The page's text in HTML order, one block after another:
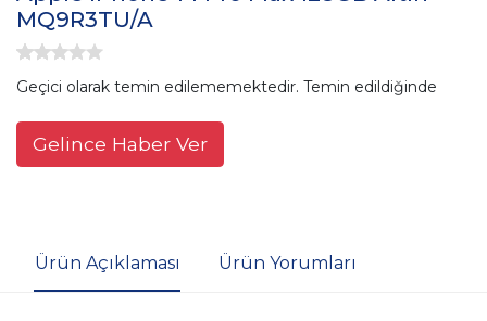
MQ9R3TU/A
Geçici olarak temin edilememektedir. Temin edildiğinde
Gelince Haber Ver
Ürün Açıklaması Ürün Yorumları